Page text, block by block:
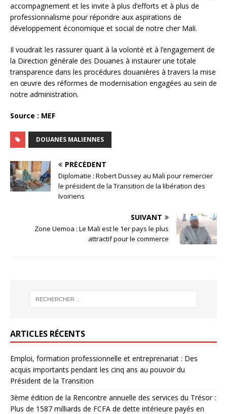
accompagnement et les invite à plus d’efforts et à plus de
professionnalisme pour répondre aux aspirations de
développement économique et social de notre cher Mali.
Il voudrait les rassurer quant à la volonté et à l’engagement de
la Direction générale des Douanes à instaurer une totale
transparence dans les procédures douanières à travers la mise
en œuvre des réformes de modernisation engagées au sein de
notre administration.
Source : MEF
DOUANES MALIENNES
PRÉCÉDENT
Diplomatie : Robert Dussey au Mali pour remercier
le président de la Transition de la libération des
Ivoiriens
SUIVANT
Zone Uemoa : Le Mali est le 1er pays le plus
attractif pour le commerce
ARTICLES RÉCENTS
Emploi, formation professionnelle et entreprenariat : Des
acquis importants pendant les cinq ans au pouvoir du
Président de la Transition
3ème édition de la Rencontre annuelle des services du Trésor :
Plus de 1587 milliards de FCFA de dette intérieure payés en